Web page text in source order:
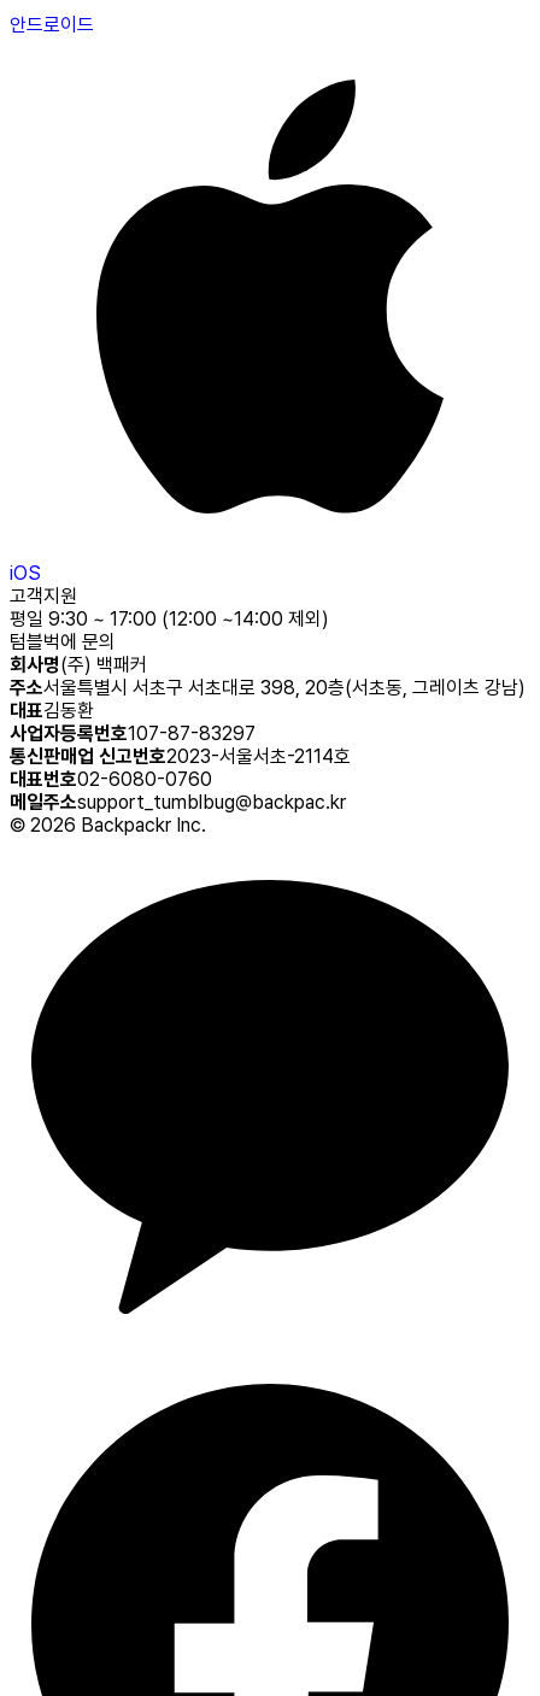
안드로이드
iOS
고객지원
평일 9:30 ~ 17:00 (12:00 ~14:00 제외)
텀블벅에 문의
회사명(주) 백패커
주소서울특별시 서초구 서초대로 398, 20층(서초동, 그레이츠 강남)
대표김동환
사업자등록번호107-87-83297
통신판매업 신고번호2023-서울서초-2114호
대표번호02-6080-0760
메일주소support_tumblbug@backpac.kr
© 2026 Backpackr Inc.